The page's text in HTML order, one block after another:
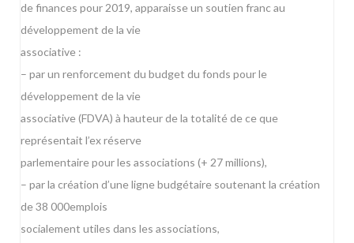
de finances pour 2019, apparaisse un soutien franc au
développement de la vie
associative :
– par un renforcement du budget du fonds pour le
développement de la vie
associative (FDVA) à hauteur de la totalité de ce que
représentait l’ex réserve
parlementaire pour les associations (+ 27 millions),
– par la création d’une ligne budgétaire soutenant la création
de 38 000emplois
socialement utiles dans les associations,